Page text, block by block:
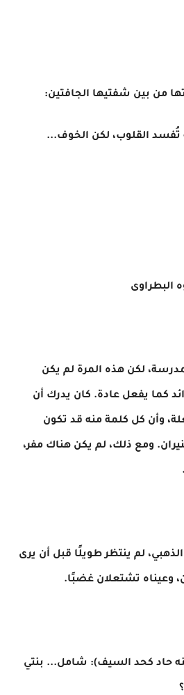
من بين شفتيها الجافتين:
تُفسد القلوب، لكن الخوف...
البطراوى
لكن هذه المرة لم يكن
كما يفعل عادة. كان يدرك أن
وأن كل كلمة منه قد تكون
ومع ذلك، لم يكن هناك مفر،
لم ينتظر طويلًا قبل أن يرى
وعيناه تشتعلان غضبًا.
حاد كحد السيف): شامل... بنتي